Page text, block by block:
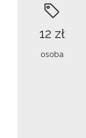
12 zł
osoba